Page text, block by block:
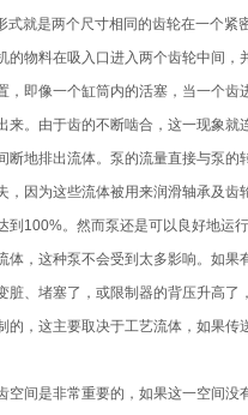
式就是两个尺寸相同的齿轮在一个
物料在吸入口进入两个齿轮中间
，即像一个缸筒内的活塞，当一个
来。由于齿的不断啮合，这一现象
地排出流体。泵的流量直接与泵的
，因为这些流体被用来润滑轴承及
到100%。然而泵还是可以良好地运
体，这种泵不会受到太多影响。如
脏、堵塞了，或限制器的背压升高
的，这主要取决于工艺流体，如果
空间是非常重要的，如果这一空间